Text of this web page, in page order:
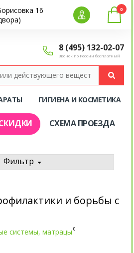
16
8 (495) 132-02-07
Звонок по России бесплатный
0
ГИГИЕНА И КОСМЕТИКА
СХЕМА ПРОЕЗДА
Фильтр
и борьбы с
системы, матрацы 0